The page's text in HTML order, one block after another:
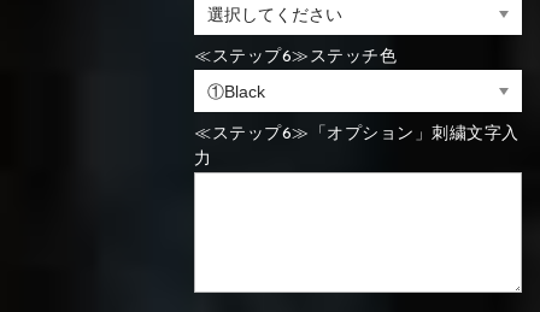
⑭Caramel
⑭Pink
⑭Pink ⑮Rose pink
≪ステップ6≫ステッチ色
≪ステップ6≫「オプション」刺繍文字入
力